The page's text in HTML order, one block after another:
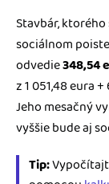
Stavbár,
sociálnom
odvedie348,54
z 1 051,48 eura +
Jeho mesačný
vyššie bude aj
Tip: